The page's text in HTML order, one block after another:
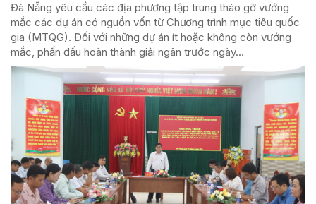
Đà Nẵng yêu cầu các địa phương tập trung tháo gỡ vướng
mắc các dự án có nguồn vốn từ Chương trình mục tiêu quốc
gia (MTQG). Đối với những dự án ít hoặc không còn vướng
mắc, phấn đấu hoàn thành giải ngân trước ngày...